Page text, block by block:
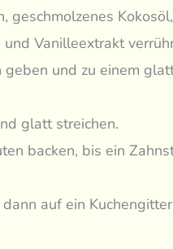
geschmolzenes Kokosöl,
Vanilleextrakt
und zu einem
glatt streichen.
backen, bis ein
auf ein